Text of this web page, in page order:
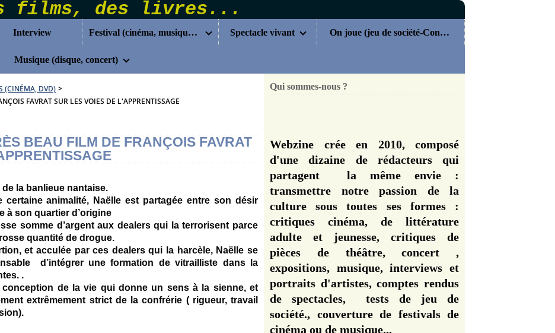
Interview Festival (cinéma, musique...) Spectacle vivant On joue (jeu de société-Concours)
Musique (disque, concert)
(CINÉMA, DVD) >
FAVRAT SUR LES VOIES DE L'APPRENTISSAGE
BEAU FILM DE FRANÇOIS FAVRAT
la banlieue nantaise.
certaine animalité, Naëlle est partagée entre son désir
à son quartier d’origine
somme d’argent aux dealers qui la terrorisent parce
quantité de drogue.
et acculée par ces dealers qui la harcèle, Naëlle se
d’intégrer une formation de vitrailliste dans la
.
de la vie qui donne un sens à la sienne, et
extrêmement strict de la confrérie ( rigueur, travail
Qui sommes-nous ?
Webzine crée en 2010, composé
d'une dizaine de rédacteurs qui
partagent la même envie :
transmettre notre passion de la
culture sous toutes ses formes :
critiques cinéma, de littérature
adulte et jeunesse, critiques de
pièces de théâtre, concert ,
expositions, musique, interviews et
portraits d'artistes, comptes rendus
de spectacles, tests de jeu de
société., couverture de festivals de
cinéma ou de musique...